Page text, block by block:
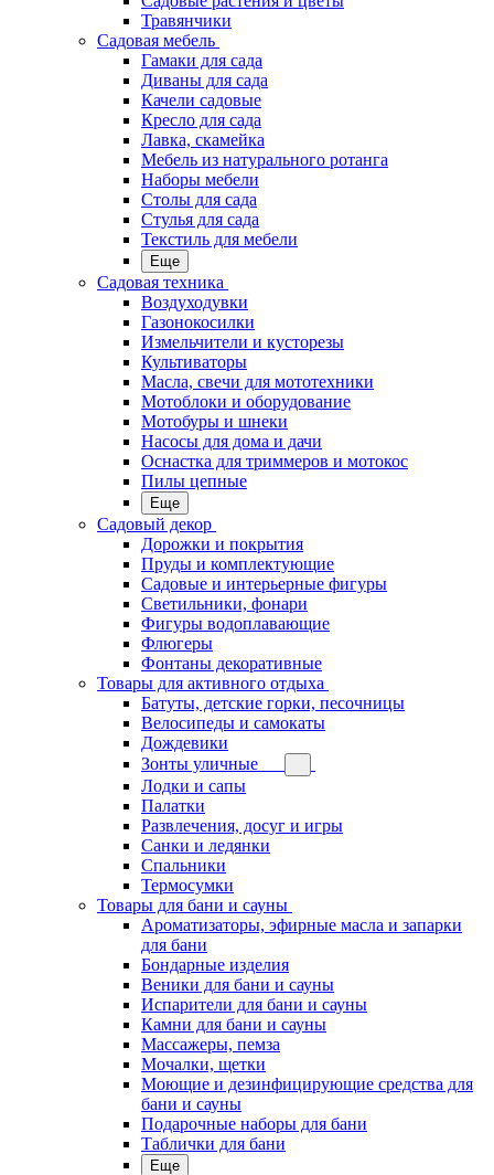
Травянчики
Садовая мебель
Гамаки для сада
Диваны для сада
Качели садовые
Кресло для сада
Лавка, скамейка
Мебель из натурального ротанга
Наборы мебели
Столы для сада
Стулья для сада
Текстиль для мебели
Еще
Садовая техника
Воздуходувки
Газонокосилки
Измельчители и кусторезы
Культиваторы
Масла, свечи для мототехники
Мотоблоки и оборудование
Мотобуры и шнеки
Насосы для дома и дачи
Оснастка для триммеров и мотокос
Пилы цепные
Еще
Садовый декор
Дорожки и покрытия
Пруды и комплектующие
Садовые и интерьерные фигуры
Светильники, фонари
Фигуры водоплавающие
Флюгеры
Фонтаны декоративные
Товары для активного отдыха
Батуты, детские горки, песочницы
Велосипеды и самокаты
Дождевики
Зонты уличные
Лодки и сапы
Палатки
Развлечения, досуг и игры
Санки и ледянки
Спальники
Термосумки
Товары для бани и сауны
Ароматизаторы, эфирные масла и запарки
для бани
Бондарные изделия
Веники для бани и сауны
Испарители для бани и сауны
Камни для бани и сауны
Массажеры, пемза
Мочалки, щетки
Моющие и дезинфицирующие средства для
бани и сауны
Подарочные наборы для бани
Таблички для бани
Еще